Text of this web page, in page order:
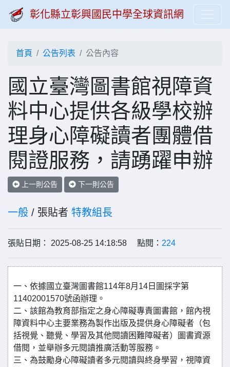
彰化縣立彰興國民中學全球資訊網
首頁 公告列表 公告內容
國立臺灣圖書館視障資
料中心提供各級學校辦
理身心障礙讀者團體借
閱證服務，請踴躍申辦
上一則公告 下一則公告
一般 / 張貼者 特教組長
張貼日期： 2025-08-25 14:18:58 點閱： 224
一、依據國立臺灣圖書館114年8月14日圖採字第
11402001570號函辦理。
二、該館為教育部指定之身心障礙專責圖書館，館內視
障資料中心主要業務為製作出版及提供身心障礙者（包
括視覺、聽覺、學習及其他閱讀困難障礙者）圖書資源
借閱，並舉辦多元閱讀推廣活動等服務。
三、為鼓勵身心障礙讀者多元閱讀與終身學習，視障資